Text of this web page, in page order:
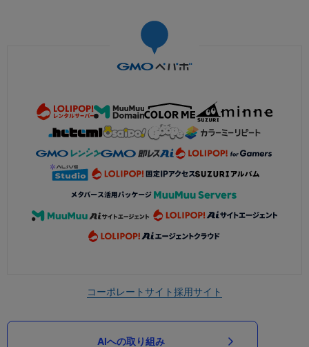
コーポレートサイト採用サイト
AIへの取り組み